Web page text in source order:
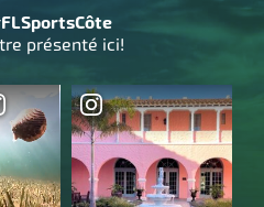
présenté ici!